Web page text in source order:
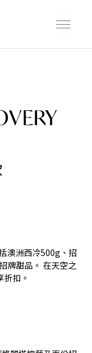
澳洲西冷500g、招
牌甜品。 在天空之
扣。